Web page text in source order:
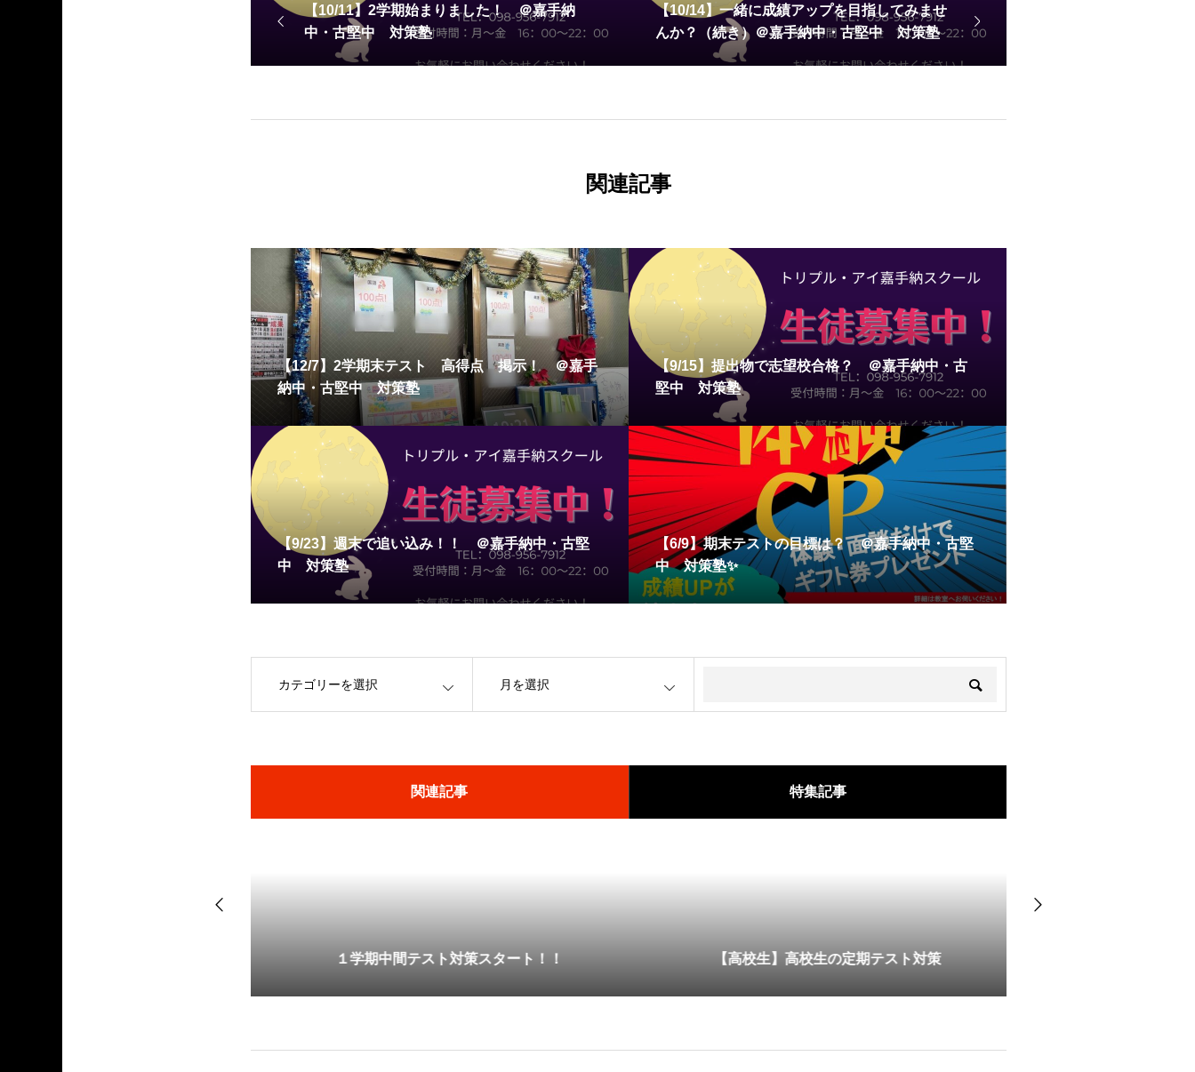
【10/11】2学期始まりました！ ＠嘉手納
中・古堅中 対策塾
【10/14】一緒に成績アップを目指してみませ
んか？（続き）＠嘉手納中・古堅中 対策塾
関連記事
【12/7】2学期末テスト 高得点 掲示！ ＠嘉手
納中・古堅中 対策塾
【9/15】提出物で志望校合格？ ＠嘉手納中・古
堅中 対策塾
【9/23】週末で追い込み！！ ＠嘉手納中・古堅
中 対策塾
【6/9】期末テストの目標は？ ＠嘉手納中・古堅
中 対策塾✨
関連記事 特集記事
１学期中間テスト対策スタート！！ 【高校生】高校生の定期テスト対策
受験合宿1日目 ≪0606≫🌟6月限定キャンペーン実施中🌟